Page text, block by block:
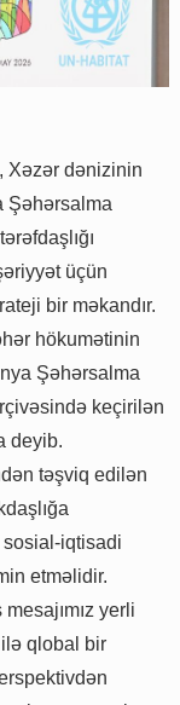
Xəzər dənizinin
Şəhərsalma
üçün
bir məkandır.
hökumətinin
Şəhərsalma
keçirilən
deyib.
təşviq edilən
sosial-iqtisadi
etməlidir.
yerli
qlobal bir